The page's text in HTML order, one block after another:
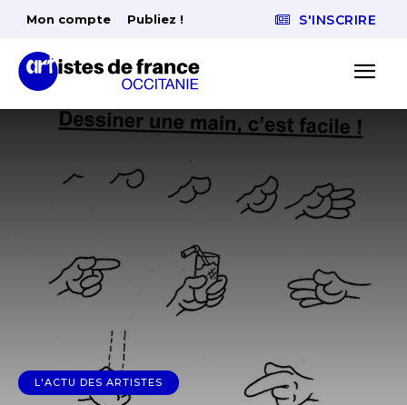
Mon compte Publiez ! S'INSCRIRE
L'ACTU DES ARTISTES